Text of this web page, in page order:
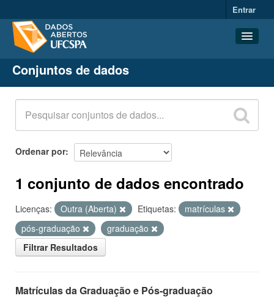
Entrar
Conjuntos de dados
Organizações
Grupos
Sobre
Conjuntos de dados
Ordenar por
1 conjunto de dados encontrado
Licenças: Outra (Aberta) Etiquetas:
matrículas
pós-graduação
graduação
Filtrar Resultados
Matrículas da Graduação e Pós-graduação